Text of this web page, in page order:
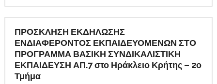
ΠΡΟΣΚΛΗΣΗ ΕΚΔΗΛΩΣΗΣ
ΕΝΔΙΑΦΕΡΟΝΤΟΣ ΕΚΠΑΙΔΕΥΟΜΕΝΩΝ ΣΤΟ
ΠΡΟΓΡΑΜΜΑ ΒΑΣΙΚΗ ΣΥΝΔΙΚΑΛΙΣΤΙΚΗ
ΕΚΠΑΙΔΕΥΣΗ ΑΠ.7 στο Ηράκλειο Κρήτης – 2ο
Τμήμα